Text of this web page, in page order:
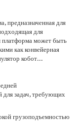
предназначенная для
для
платформа может быть
как конвейерная
кобот...
для задач, требующих
грузоподъемностью